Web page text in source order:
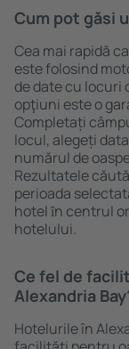
Cum pot găsi
Cea mai rapidă
este folosind
de date cu locuri
opţiuni este o
Completați
locul, alegeți
numărul de
Rezultatele
perioada
hotel ȋn centrul
hotelului.
Ce fel de
Alexandria
Hotelurile în